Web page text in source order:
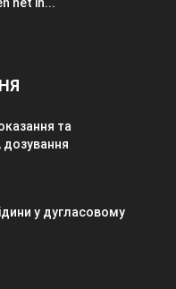
та
дозування
у дугласовому